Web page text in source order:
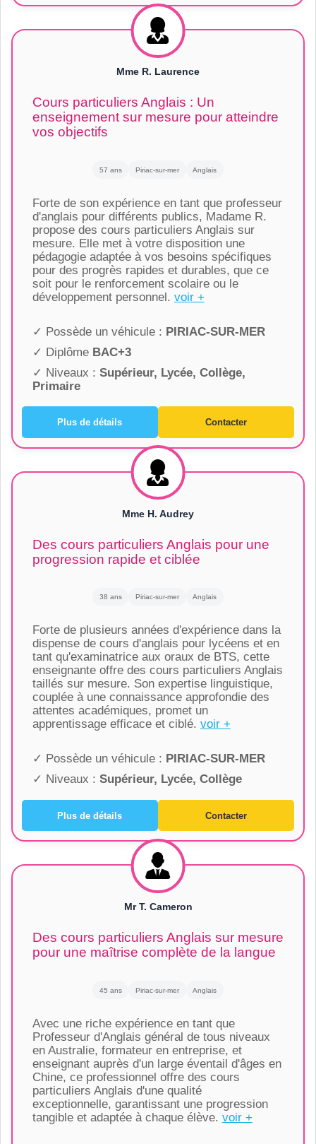
Mme R. Laurence
Cours particuliers Anglais : Un
enseignement sur mesure pour atteindre
vos objectifs
57 ans Piriac-sur-mer Anglais
Forte de son expérience en tant que professeur
d'anglais pour différents publics, Madame R.
propose des cours particuliers Anglais sur
mesure. Elle met à votre disposition une
pédagogie adaptée à vos besoins spécifiques
pour des progrès rapides et durables, que ce
soit pour le renforcement scolaire ou le
développement personnel. voir +
✓ Possède un véhicule : PIRIAC-SUR-MER
✓ Diplôme BAC+3
✓ Niveaux : Supérieur, Lycée, Collège,
Primaire
Plus de détails Contacter
Mme H. Audrey
Des cours particuliers Anglais pour une
progression rapide et ciblée
38 ans Piriac-sur-mer Anglais
Forte de plusieurs années d'expérience dans la
dispense de cours d'anglais pour lycéens et en
tant qu'examinatrice aux oraux de BTS, cette
enseignante offre des cours particuliers Anglais
taillés sur mesure. Son expertise linguistique,
couplée à une connaissance approfondie des
attentes académiques, promet un
apprentissage efficace et ciblé. voir +
✓ Possède un véhicule : PIRIAC-SUR-MER
✓ Niveaux : Supérieur, Lycée, Collège
Plus de détails Contacter
Mr T. Cameron
Des cours particuliers Anglais sur mesure
pour une maîtrise complète de la langue
45 ans Piriac-sur-mer Anglais
Avec une riche expérience en tant que
Professeur d'Anglais général de tous niveaux
en Australie, formateur en entreprise, et
enseignant auprès d'un large éventail d'âges en
Chine, ce professionnel offre des cours
particuliers Anglais d'une qualité
exceptionnelle, garantissant une progression
tangible et adaptée à chaque élève. voir +